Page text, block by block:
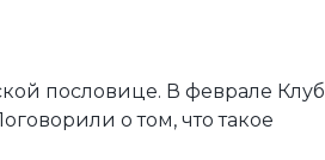
пословице. В феврале Клуб
о том, что такое